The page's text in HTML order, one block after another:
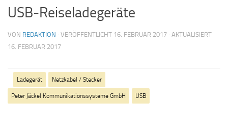
USB-Reiseladegeräte
VON REDAKTION · VERÖFFENTLICHT 16. FEBRUAR 2017 · AKTUALISIERT
16. FEBRUAR 2017
Ladegerät Netzkabel / Stecker
Peter Jäckel Kommunikationssysteme GmbH USB